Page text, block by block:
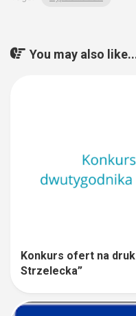
You may also
Konkurs ofert na
Strzelecka”